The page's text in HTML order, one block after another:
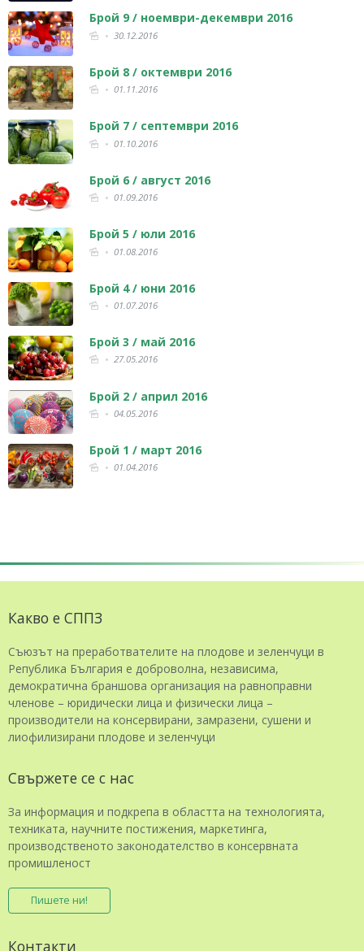
Брой 9 / ноември-декември 2016
30.12.2016
Брой 8 / октември 2016
01.11.2016
Брой 7 / септември 2016
01.10.2016
Брой 6 / август 2016
01.09.2016
Брой 5 / юли 2016
01.08.2016
Брой 4 / юни 2016
01.07.2016
Брой 3 / май 2016
27.05.2016
Брой 2 / април 2016
04.05.2016
Брой 1 / март 2016
01.04.2016
Какво е СППЗ
Съюзът на преработвателите на плодове и зеленчуци в
Република България е доброволна, независима,
демократична браншова организация на равноправни
членове – юридически лица и физически лица –
производители на консервирани, замразени, сушени и
лиофилизирани плодове и зеленчуци
Свържете се с нас
За информация и подкрепа в областта на технологията,
техниката, научните постижения, маркетинга,
производственото законодателство в консервната
промишленост
Пишете ни!
Контакти